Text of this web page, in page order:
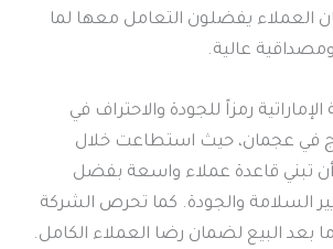
العملاء يفضلون التعامل معها لما
عالية.
رمزاً للجودة والاحتراف في
في عجمان، حيث استطاعت خلال
تبني قاعدة عملاء واسعة بفضل
السلامة والجودة. كما تحرص الشركة
بعد البيع لضمان رضا العملاء الكامل.